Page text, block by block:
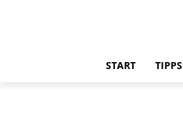
START